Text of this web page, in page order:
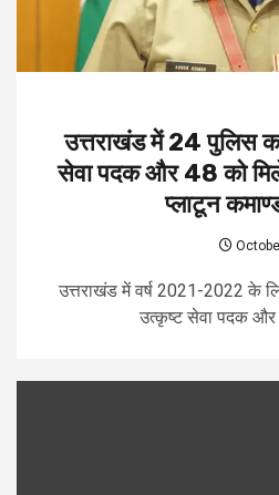
उत्तराखंड में 24 पुलिस
सेवा पदक और 48 को
प्लाटून
उत्तराखंड में वर्ष 2021-2022 के
उत्कृष्ट सेवा पदक और